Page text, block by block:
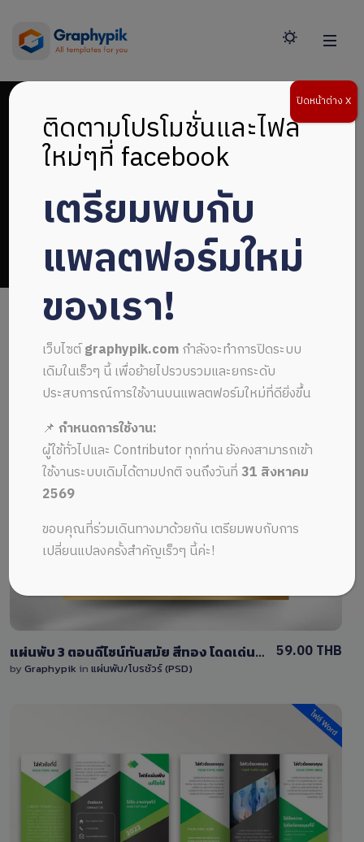
แผ่นพับ 3 ตอน
ALL MUSIC FROM แผ่นพับ 3 ตอน
0 Sale
แผ่นพับ 3 ตอนดีไซน์ทันสมัย สีทอง โดดเด่นด้วยลวดลายโค้ง มีพื้นที่สำหรับใส่ข้อความและรูปภาพ
by Graphypik in แผ่นพับ/โบรชัวร์ (PSD)
59.00 THB
View Details
1 Sale
ติดตามโปรโมชั่นและไฟล์
ใหม่ๆที่ facebook
เตรียมพบกับ
แพลตฟอร์มใหม่
ของเรา!
เว็บไซต์graphypik.comกำลังจะทำการปิดระบบ
เดิมในเร็วๆ นี้ เพื่อย้ายไปรวบรวมและยกระดับ
ประสบการณ์การใช้งานบนแพลตฟอร์มใหม่ที่ดียิ่งขึ้น
📌กำหนดการใช้งาน:
ผู้ใช้ทั่วไปและ Contributor ทุกท่าน ยังคงสามารถเข้า
ใช้งานระบบเดิมได้ตามปกติ จนถึงวันที่ 31 สิงหาคม
2569
ขอบคุณที่ร่วมเดินทางมาด้วยกัน เตรียมพบกับการ
เปลี่ยนแปลงครั้งสำคัญเร็วๆ นี้ค่ะ!
ปิดหน้าต่าง X